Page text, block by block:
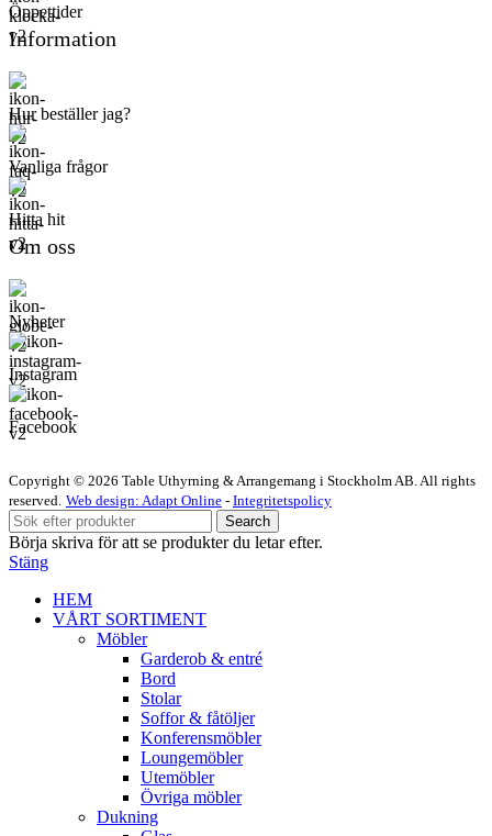
Öppettider
Information
Hur beställer jag?
Vanliga frågor
Hitta hit
Om oss
Nyheter
Instagram
Facebook
Copyright © 2026 Table Uthyrning & Arrangemang i Stockholm AB. All rights
reserved​​. Web design: Adapt Online - Integritetspolicy
Search
Börja skriva för att se produkter du letar efter.
Stäng
HEM
VÅRT SORTIMENT
Möbler
Garderob & entré
Bord
Stolar
Soffor & fåtöljer
Konferensmöbler
Loungemöbler
Utemöbler
Övriga möbler
Dukning